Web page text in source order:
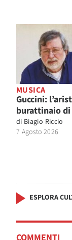
MUSICA
Guccini:
burattinaio
di Biagio Riccio
7 Agosto 2026
ESPLORA